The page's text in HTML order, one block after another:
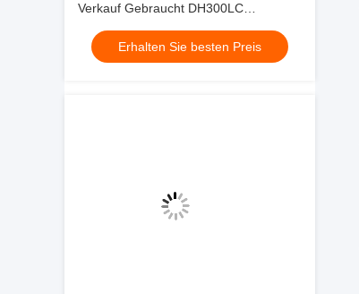
Verkauf Gebraucht DH300LC
Jindongyu Maschinen
Erhalten Sie besten Preis